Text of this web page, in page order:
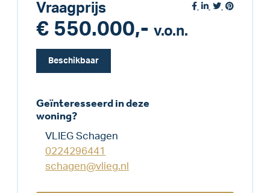
Vraagprijs
€ 550.000,- v.o.n.
Beschikbaar
Geïnteresseerd in deze
woning?
VLIEG Schagen
0224296441
schagen@vlieg.nl